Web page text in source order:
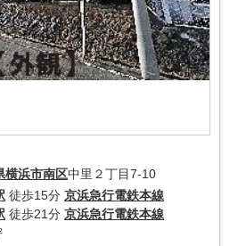
横浜市南区中里２丁目7-10
徒歩15分 京浜急行電鉄本線
徒歩21分 京浜急行電鉄本線